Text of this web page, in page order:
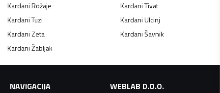
KardaniRožaje KardaniTivat
KardaniTuzi KardaniUlcinj
KardaniZeta KardaniŠavnik
KardaniŽabljak
NAVIGACIJA
WEBLAB D.O.O.